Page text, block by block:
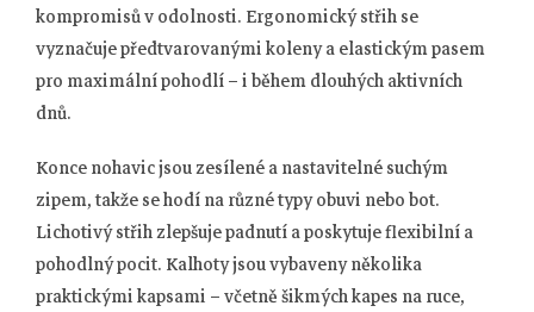
kompromisů v odolnosti. Ergonomický střih se
vyznačuje předtvarovanými koleny a elastickým pasem
pro maximální pohodlí – i během dlouhých aktivních
dnů.
Konce nohavic jsou zesílené a nastavitelné suchým
zipem, takže se hodí na různé typy obuvi nebo bot.
Lichotivý střih zlepšuje padnutí a poskytuje flexibilní a
pohodlný pocit. Kalhoty jsou vybaveny několika
praktickými kapsami – včetně šikmých kapes na ruce,